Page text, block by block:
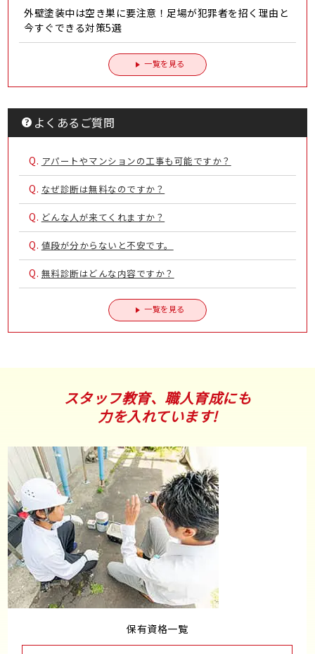
外壁塗装中は空き巣に要注意！足場が犯罪者を招く理由と
今すぐできる対策5選
一覧を見る
よくあるご質問
Q. アパートやマンションの工事も可能ですか？
Q. なぜ診断は無料なのですか？
Q. どんな人が来てくれますか？
Q. 値段が分からないと不安です。
Q. 無料診断はどんな内容ですか？
一覧を見る
スタッフ教育、職人育成にも
力を入れています!
保有資格一覧